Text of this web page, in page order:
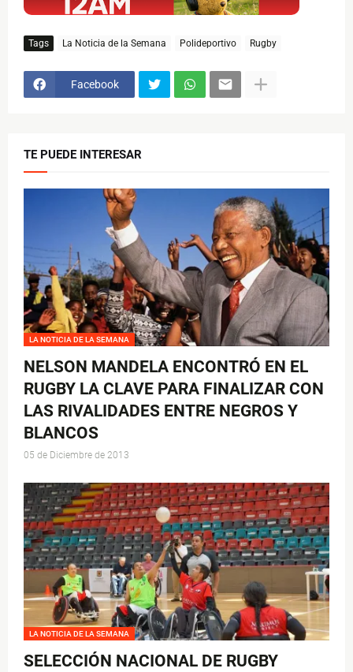
Tags La Noticia de la Semana Polideportivo Rugby
Facebook
TE PUEDE INTERESAR
LA NOTICIA DE LA SEMANA
NELSON MANDELA ENCONTRÓ EN EL
RUGBY LA CLAVE PARA FINALIZAR CON
LAS RIVALIDADES ENTRE NEGROS Y
BLANCOS
05 de Diciembre de 2013
LA NOTICIA DE LA SEMANA
SELECCIÓN NACIONAL DE RUGBY